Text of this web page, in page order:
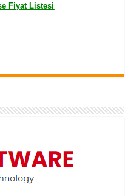
Fiyat Listesi